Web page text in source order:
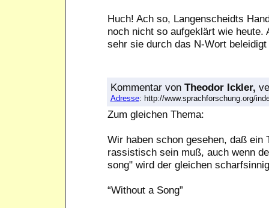
Huch! Ach so, Langenscheidts
noch nicht so aufgeklärt wie
sehr sie durch das N-Wort
Kommentarvon Theodor Ickler,
Adresse: http://www.sprachforschung.org/
Zum gleichen Thema:
Wir haben schon gesehen, daß
rassistisch sein muß, auch wenn
song" wird der gleichen
“Without a Song”